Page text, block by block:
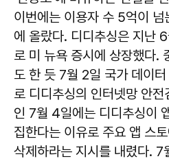
이번에는 이용자 수 5억이
에 올랐다. 디디추싱은 지난
로 미 뉴욕 증시에 상장했다.
도 한 듯 7월 2일 국가 데이
로 디디추싱의 인터넷망 안전
인 7월 4일에는 디디추싱이
집한다는 이유로 주요 앱 스
삭제하라는 지시를 내렸다.